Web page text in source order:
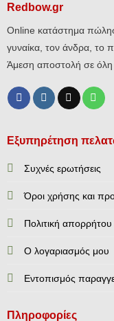
Redbow.gr
Online κατάστημα
γυναίκα, τον άνδρα, το
Άμεση αποστολή σε όλη
Εξυπηρέτηση
Συχνές ερωτήσεις
Όροι χρήσης και
Πολιτική απορρήτου
Ο λογαριασμός μου
Εντοπισμός
Πληροφορίες